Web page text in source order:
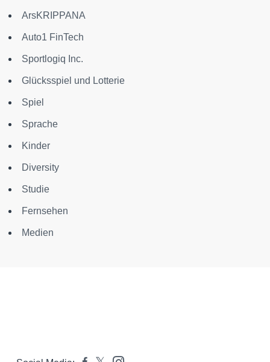
ArsKRIPPANA
Auto1 FinTech
Sportlogiq Inc.
Glücksspiel und Lotterie
Spiel
Sprache
Kinder
Diversity
Studie
Fernsehen
Medien